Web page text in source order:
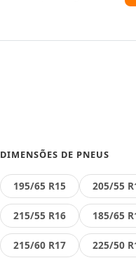
DIMENSÕES DE PNEUS
195/65 R15 205/55
215/55 R16 185/65
215/60 R17 225/50